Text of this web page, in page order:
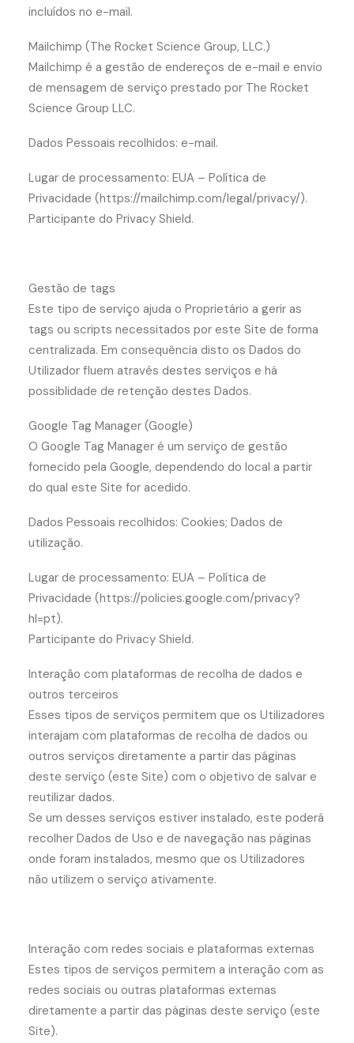
incluídos no e-mail.
Mailchimp (The Rocket Science Group, LLC.)
Mailchimp é a gestão de endereços de e-mail e envio
de mensagem de serviço prestado por The Rocket
Science Group LLC.
Dados Pessoais recolhidos: e-mail.
Lugar de processamento: EUA – Política de
Privacidade (https://mailchimp.com/legal/privacy/).
Participante do Privacy Shield.
Gestão de tags
Este tipo de serviço ajuda o Proprietário a gerir as
tags ou scripts necessitados por este Site de forma
centralizada. Em consequência disto os Dados do
Utilizador fluem através destes serviços e há
possiblidade de retenção destes Dados.
Google Tag Manager (Google)
O Google Tag Manager é um serviço de gestão
fornecido pela Google, dependendo do local a partir
do qual este Site for acedido.
Dados Pessoais recolhidos: Cookies; Dados de
utilização.
Lugar de processamento: EUA – Política de
Privacidade (https://policies.google.com/privacy?
hl=pt).
Participante do Privacy Shield.
Interação com plataformas de recolha de dados e
outros terceiros
Esses tipos de serviços permitem que os Utilizadores
interajam com plataformas de recolha de dados ou
outros serviços diretamente a partir das páginas
deste serviço (este Site) com o objetivo de salvar e
reutilizar dados.
Se um desses serviços estiver instalado, este poderá
recolher Dados de Uso e de navegação nas páginas
onde foram instalados, mesmo que os Utilizadores
não utilizem o serviço ativamente.
Interação com redes sociais e plataformas externas
Estes tipos de serviços permitem a interação com as
redes sociais ou outras plataformas externas
diretamente a partir das páginas deste serviço (este
Site).